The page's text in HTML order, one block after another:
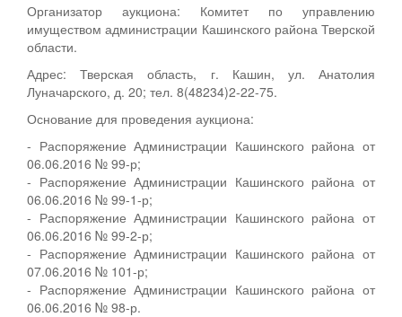
Организатор аукциона: Комитет по управлению
имуществом администрации Кашинского района Тверской
области.
Адрес: Тверская область, г. Кашин, ул. Анатолия
Луначарского, д. 20; тел. 8(48234)2-22-75.
Основание для проведения аукциона:
- Распоряжение Администрации Кашинского района от
06.06.2016 № 99-р;
- Распоряжение Администрации Кашинского района от
06.06.2016 № 99-1-р;
- Распоряжение Администрации Кашинского района от
06.06.2016 № 99-2-р;
- Распоряжение Администрации Кашинского района от
07.06.2016 № 101-р;
- Распоряжение Администрации Кашинского района от
06.06.2016 № 98-р.